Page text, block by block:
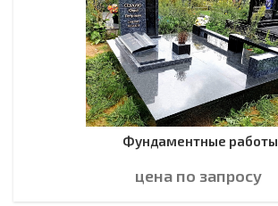
Фундаментные работы
цена по запросу